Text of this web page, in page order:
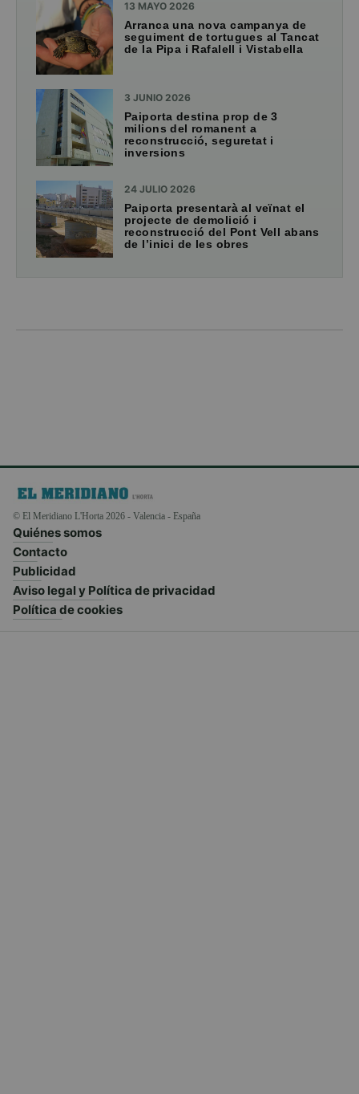
13 MAYO 2026
Arranca una nova campanya de
seguiment de tortugues al Tancat
de la Pipa i Rafalell i Vistabella
3 JUNIO 2026
Paiporta destina prop de 3
milions del romanent a
reconstrucció, seguretat i
inversions
24 JULIO 2026
Paiporta presentarà al veïnat el
projecte de demolició i
reconstrucció del Pont Vell abans
de l’inici de les obres
© El Meridiano L'Horta 2026 - Valencia - España
Quiénes somos
Contacto
Publicidad
Aviso legal y Política de privacidad
Política de cookies